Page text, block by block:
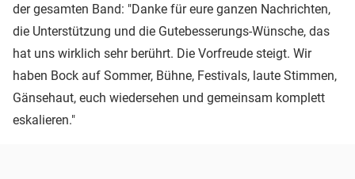
der gesamten Band: "Danke für eure ganzen Nachrichten,
die Unterstützung und die Gutebesserungs-Wünsche, das
hat uns wirklich sehr berührt. Die Vorfreude steigt. Wir
haben Bock auf Sommer, Bühne, Festivals, laute Stimmen,
Gänsehaut, euch wiedersehen und gemeinsam komplett
eskalieren."